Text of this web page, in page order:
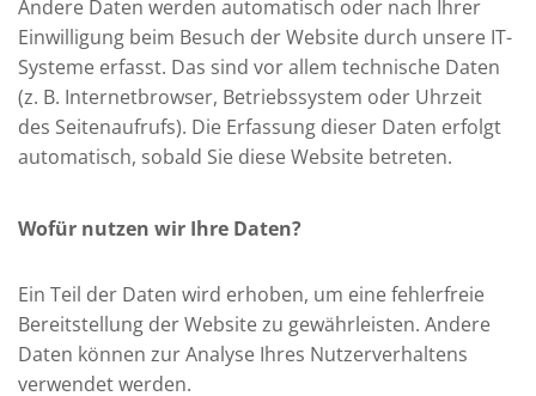
Andere Daten werden automatisch oder nach Ihrer
Einwilligung beim Besuch der Website durch unsere IT-
Systeme erfasst. Das sind vor allem technische Daten
(z. B. Internetbrowser, Betriebssystem oder Uhrzeit
des Seitenaufrufs). Die Erfassung dieser Daten erfolgt
automatisch, sobald Sie diese Website betreten.
Wofür nutzen wir Ihre Daten?
Ein Teil der Daten wird erhoben, um eine fehlerfreie
Bereitstellung der Website zu gewährleisten. Andere
Daten können zur Analyse Ihres Nutzerverhaltens
verwendet werden.